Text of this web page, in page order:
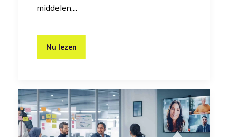
middelen,...
Nu lezen